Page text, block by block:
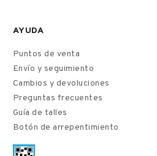
AYUDA
Puntos de venta
Envío y seguimiento
Cambios y devoluciones
Preguntas frecuentes
Guía de talles
Botón de arrepentimiento